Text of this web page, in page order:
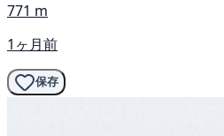
771 m
1ヶ月前
保存